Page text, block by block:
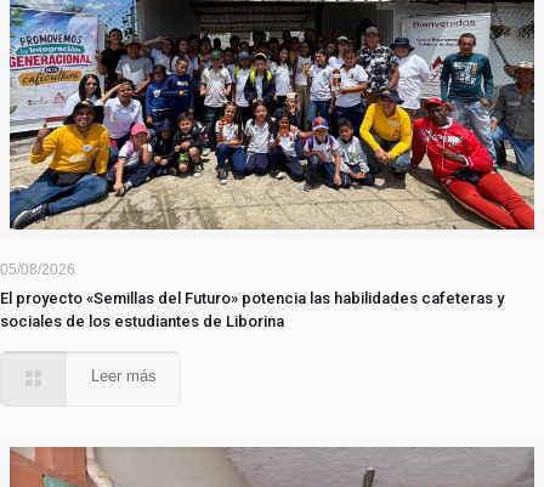
05/08/2026
El proyecto «Semillas del Futuro» potencia las habilidades cafeteras y
sociales de los estudiantes de Liborina
Leer más